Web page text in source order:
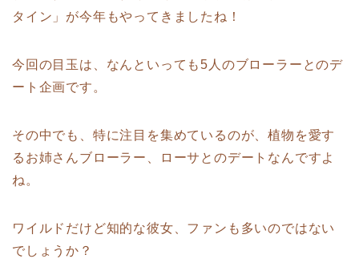
タイン」が今年もやってきましたね！
今回の目玉は、なんといっても5人のブローラーとのデ
ート企画です。
その中でも、特に注目を集めているのが、植物を愛す
るお姉さんブローラー、ローサとのデートなんですよ
ね。
ワイルドだけど知的な彼女、ファンも多いのではない
でしょうか？